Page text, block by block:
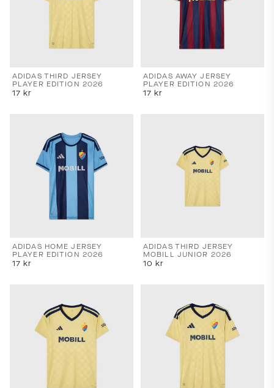
ADIDAS THIRD JERSEY
PLAYER EDITION 2026
17 kr
ADIDAS AWAY JERSEY
PLAYER EDITION 2026
17 kr
ADIDAS HOME JERSEY
PLAYER EDITION 2026
17 kr
ADIDAS THIRD JERSEY
MOBILL JUNIOR 2026
10 kr